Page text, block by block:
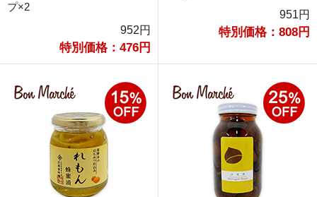
プ×2
952円
特別価格：476円
951円
特別価格：808円